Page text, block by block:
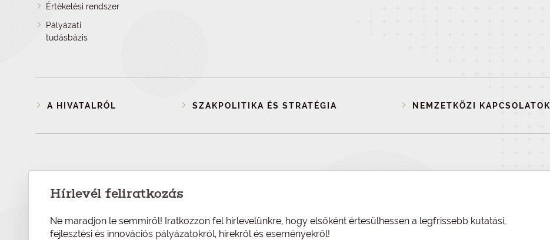
Értékelési rendszer
Pályázati
tudásbázis
A HIVATALRÓL SZAKPOLITIKA ÉS STRATÉGIA NEMZETKÖZI KAPCSOLATOK
Hírlevél feliratkozás
Ne maradjon le semmiről! Iratkozzon fel hírlevelünkre, hogy elsőként értesülhessen a legfrissebb kutatási,
fejlesztési és innovációs pályázatokról, hírekről és eseményekről!